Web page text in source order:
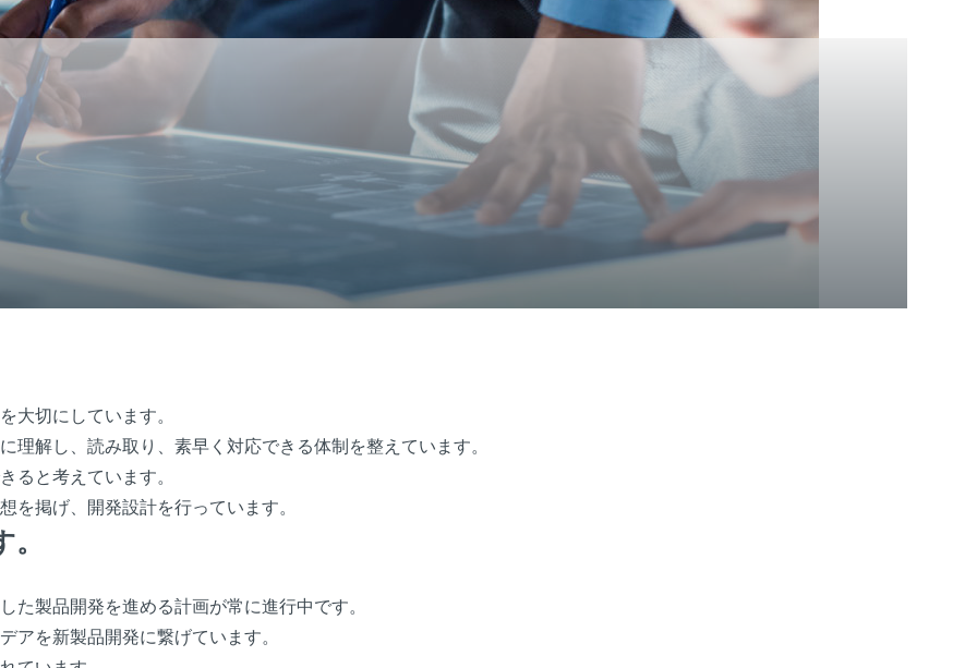
大切にしています。
解し、読み取り、素早く対応できる体制を整えています。
ると考えています。
を掲げ、開発設計を行っています。
た製品開発を進める計画が常に進行中です。
アを新製品開発に繋げています。